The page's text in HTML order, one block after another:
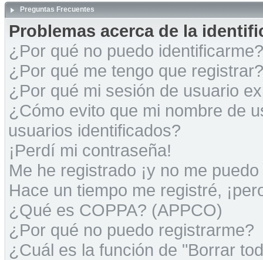
Preguntas Frecuentes
Problemas acerca de la
¿Por qué no puedo identificarme?
¿Por qué me tengo que registrar?
¿Por qué mi sesión de usuario
¿Cómo evito que mi nombre de
usuarios identificados?
¡Perdí mi contraseña!
Me he registrado ¡y no me
Hace un tiempo me registré,
¿Qué es COPPA? (APPCO)
¿Por qué no puedo registrarme?
¿Cuál es la función de "Borrar